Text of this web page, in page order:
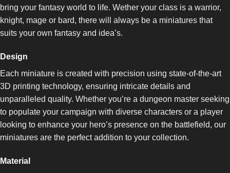
bring your fantasy world to life. Wether your class is a warrior,
knight, mage or bard, there will always be a miniatures that
suits your own fantasy and idea’s.
Design
Each miniature is created with precision using state-of-the-art
3D printing technology, ensuring intricate details and
unparalleled quality. Whether you’re a dungeon master seeking
to populate your campaign with diverse characters or a player
looking to enhance your hero’s presence on the battlefield, our
miniatures are the perfect addition to your collection.
Material